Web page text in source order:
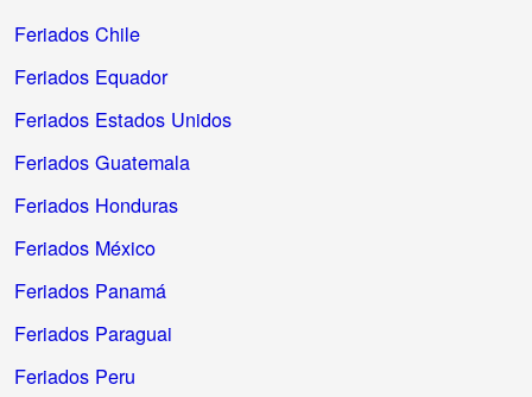
Feriados Chile
Feriados Equador
Feriados Estados Unidos
Feriados Guatemala
Feriados Honduras
Feriados México
Feriados Panamá
Feriados Paraguai
Feriados Peru